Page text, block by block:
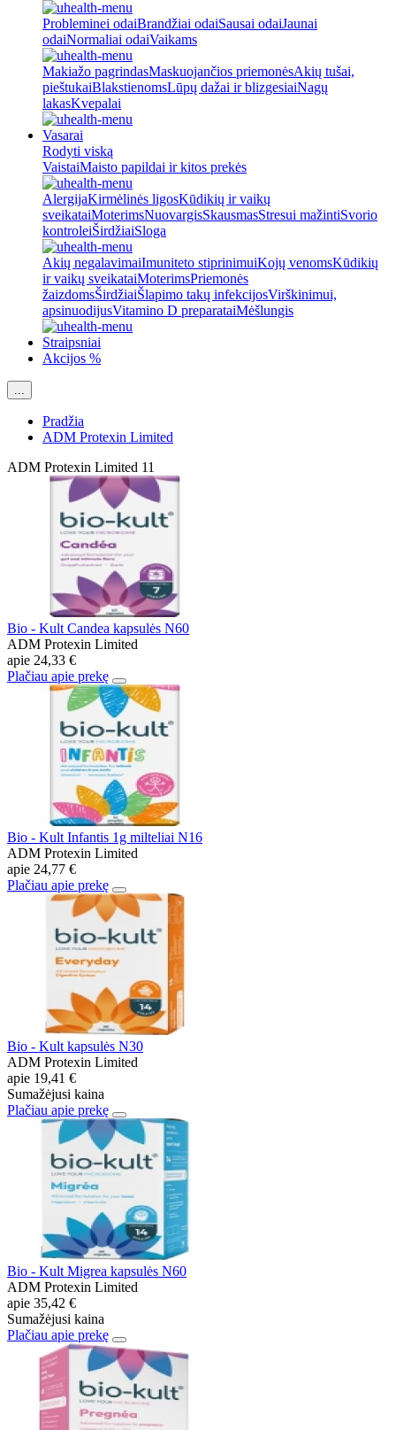
Probleminei odaiBrandžiai odaiSausai odaiJaunai
odaiNormaliai odaiVaikams
Makiažo pagrindasMaskuojančios priemonėsAkių tušai,
pieštukaiBlakstienomsLūpų dažai ir blizgesiaiNagų
lakasKvepalai
Vasarai
Rodyti viską
VaistaiMaisto papildai ir kitos prekės
AlergijaKirmėlinės ligosKūdikių ir vaikų
sveikataiMoterimsNuovargisSkausmasStresui mažintiSvorio
kontroleiŠirdžiaiSloga
Akių negalavimaiImuniteto stiprinimuiKojų venomsKūdikių
ir vaikų sveikataiMoterimsPriemonės
žaizdomsŠirdžiaiŠlapimo takų infekcijosVirškinimui,
apsinuodijusVitamino D preparataiMėšlungis
Straipsniai
Akcijos %
...
Pradžia
ADM Protexin Limited
ADM Protexin Limited 11
Bio - Kult Candea kapsulės N60
ADM Protexin Limited
apie 24,33 €
Plačiau apie prekę
Bio - Kult Infantis 1g milteliai N16
ADM Protexin Limited
apie 24,77 €
Plačiau apie prekę
Bio - Kult kapsulės N30
ADM Protexin Limited
apie 19,41 €
Sumažėjusi kaina
Plačiau apie prekę
Bio - Kult Migrea kapsulės N60
ADM Protexin Limited
apie 35,42 €
Sumažėjusi kaina
Plačiau apie prekę